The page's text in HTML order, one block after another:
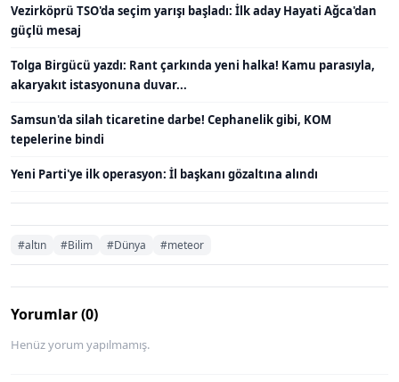
Vezirköprü TSO'da seçim yarışı başladı: İlk aday Hayati Ağca'dan
güçlü mesaj
Tolga Birgücü yazdı: Rant çarkında yeni halka! Kamu parasıyla,
akaryakıt istasyonuna duvar...
Samsun'da silah ticaretine darbe! Cephanelik gibi, KOM
tepelerine bindi
Yeni Parti'ye ilk operasyon: İl başkanı gözaltına alındı
#altın #Bilim #Dünya #meteor
Yorumlar (0)
Henüz yorum yapılmamış.